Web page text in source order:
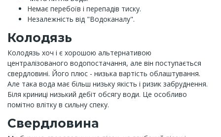
Немає перебоїв і перепадів тиску.
Незалежність від "Водоканалу".
Колодязь
Колодязь хоч і є хорошою альтернативою
централізованого водопостачання, але він поступається
свердловині. Його плюс - низька вартість облаштування.
Але така вода має більш низьку якість і ризик забруднення.
Біля криниці низький дебіт обсягу води. Це особливо
помітно влітку в сильну спеку.
Свердловина